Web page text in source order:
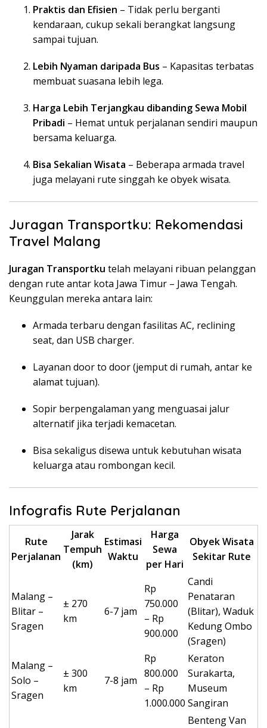
Praktis dan Efisien – Tidak perlu berganti
kendaraan, cukup sekali berangkat langsung
sampai tujuan.
Lebih Nyaman daripada Bus – Kapasitas terbatas
membuat suasana lebih lega.
Harga Lebih Terjangkau dibanding Sewa Mobil
Pribadi – Hemat untuk perjalanan sendiri maupun
bersama keluarga.
Bisa Sekalian Wisata – Beberapa armada travel
juga melayani rute singgah ke obyek wisata.
Juragan Transportku: Rekomendasi
Travel Malang
Juragan Transportku telah melayani ribuan pelanggan
dengan rute antar kota Jawa Timur – Jawa Tengah.
Keunggulan mereka antara lain:
Armada terbaru dengan fasilitas AC, reclining
seat, dan USB charger.
Layanan door to door (jemput di rumah, antar ke
alamat tujuan).
Sopir berpengalaman yang menguasai jalur
alternatif jika terjadi kemacetan.
Bisa sekaligus disewa untuk kebutuhan wisata
keluarga atau rombongan kecil.
Infografis Rute Perjalanan
Rute
Perjalanan
Jarak
Tempuh
(km)
Estimasi
Waktu
Harga
Sewa
per Hari
Obyek Wisata
Sekitar Rute
Malang –
Blitar –
Sragen
± 270
km
6-7 jam
Rp
750.000
– Rp
900.000
Candi
Penataran
(Blitar), Waduk
Kedung Ombo
(Sragen)
Malang –
Solo –
Sragen
± 300
km
7-8 jam
Rp
800.000
– Rp
1.000.000
Keraton
Surakarta,
Museum
Sangiran
Benteng Van